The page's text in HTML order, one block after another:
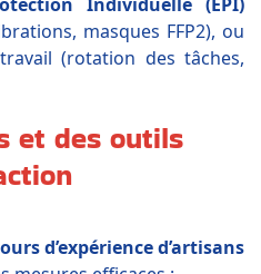
masques FFP2), ou
(rotation des tâches,
et des outils
d’expérience d’artisans